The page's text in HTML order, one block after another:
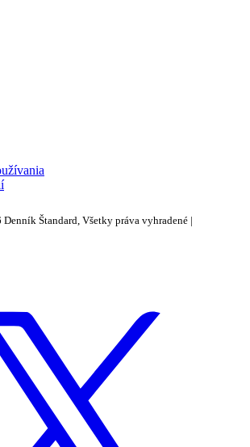
Denník Štandard, Všetky práva vyhradené |